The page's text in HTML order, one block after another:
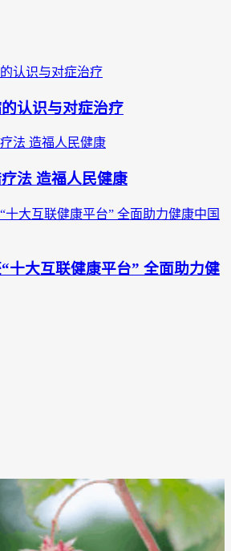
认识与对症治疗
法 造福人民健康
十大互联健康平台” 全面助力健